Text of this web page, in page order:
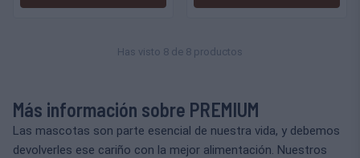
Has visto 8 de 8 productos
Más información sobre PREMIUM
Las mascotas son parte esencial de nuestra vida, y debemos
devolverles ese cariño con la mejor alimentación. Nuestros